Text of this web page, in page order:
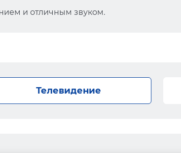
и отличным звуком.
Телевидение